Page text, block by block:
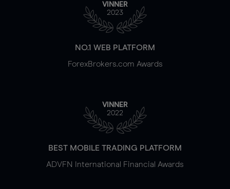
VINNER
2023
NO.1 WEB PLATFORM
ForexBrokers.com Awards
VINNER
2022
BEST MOBILE TRADING PLATFORM
ADVFN International Financial Awards